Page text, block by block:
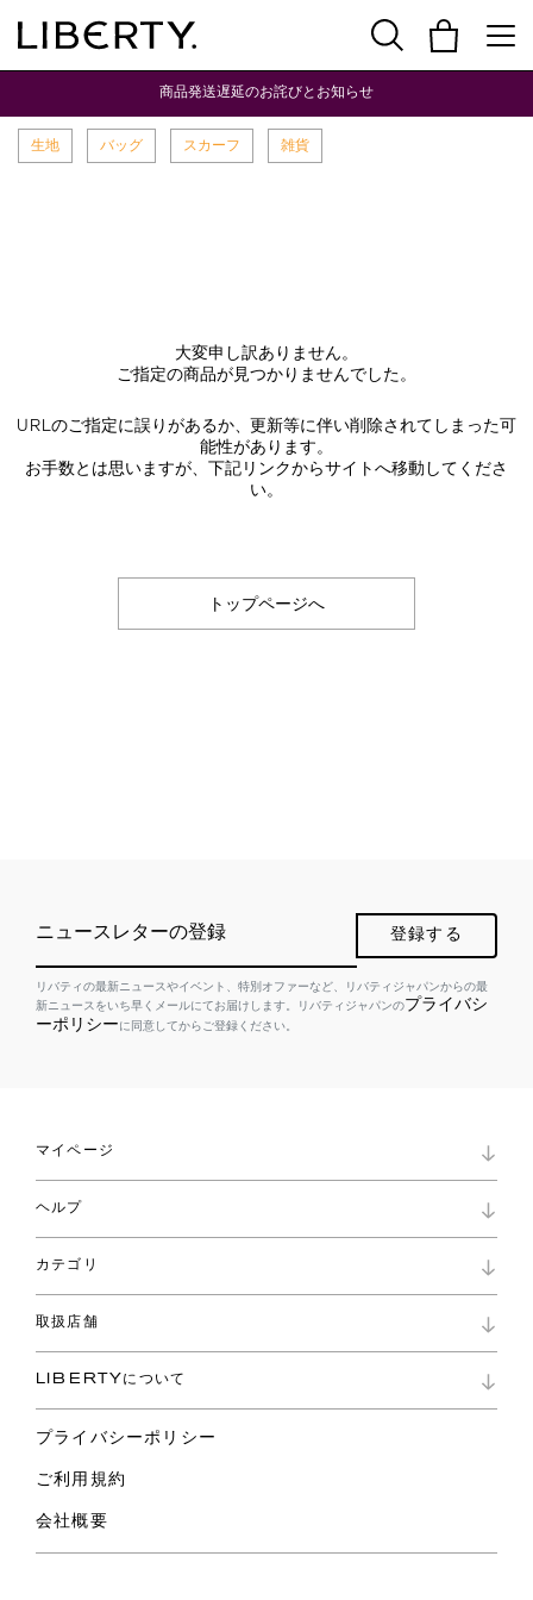
商品発送遅延のお詫びとお知らせ
生地 バッグ スカーフ 雑貨
大変申し訳ありません。
ご指定の商品が見つかりませんでした。
URLのご指定に誤りがあるか、更新等に伴い削除されてしまった可
能性があります。
お手数とは思いますが、下記リンクからサイトへ移動してくださ
い。
トップページへ
ニュースレターの登録 登録する
リバティの最新ニュースやイベント、特別オファーなど、リバティジャパンからの最
新ニュースをいち早くメールにてお届けします。リバティジャパンのプライバシ
ーポリシーに同意してからご登録ください。
マイページ
ロイヤリティプログラム
パスワード再設定
ショッピングバッグ
ヘルプ
お問い合わせ
よくあるご質問
ご利用ガイド
カテゴリ
コレクション
ファブリックス
バッグ
スカーフ
ウェア
ライフスタイル
スペシャル
取扱店舗
リバティ・ファブリックス
LIBERTYについて
プライバシーポリシー
ご利用規約
会社概要